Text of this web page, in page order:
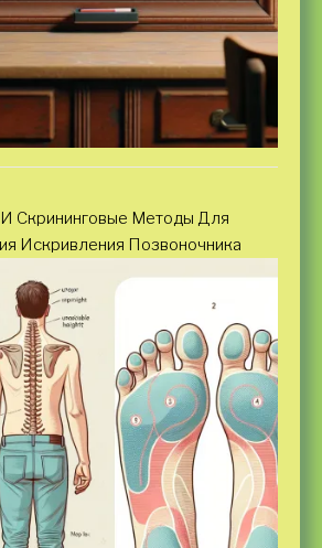
Скрининговые Методы Для
Искривления Позвоночника